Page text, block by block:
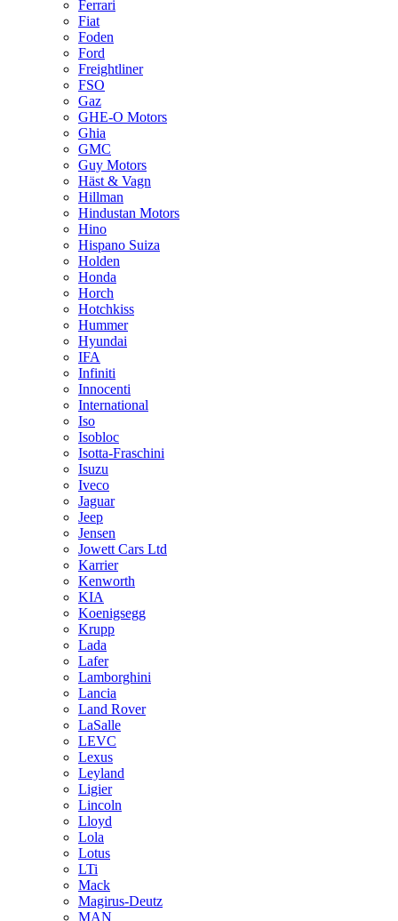
Ferrari
Fiat
Foden
Ford
Freightliner
FSO
Gaz
GHE-O Motors
Ghia
GMC
Guy Motors
Häst & Vagn
Hillman
Hindustan Motors
Hino
Hispano Suiza
Holden
Honda
Horch
Hotchkiss
Hummer
Hyundai
IFA
Infiniti
Innocenti
International
Iso
Isobloc
Isotta-Fraschini
Isuzu
Iveco
Jaguar
Jeep
Jensen
Jowett Cars Ltd
Karrier
Kenworth
KIA
Koenigsegg
Krupp
Lada
Lafer
Lamborghini
Lancia
Land Rover
LaSalle
LEVC
Lexus
Leyland
Ligier
Lincoln
Lloyd
Lola
Lotus
LTi
Mack
Magirus-Deutz
MAN